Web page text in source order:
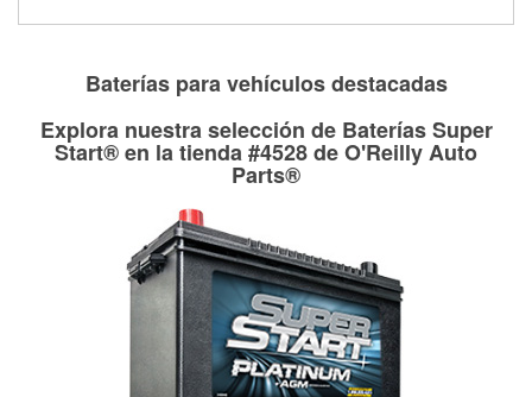
Herramientas de O'Reilly
Baterías para vehículos destacadas
Explora nuestra selección de Baterías Super
Start® en la tienda #4528 de O'Reilly Auto
Parts®